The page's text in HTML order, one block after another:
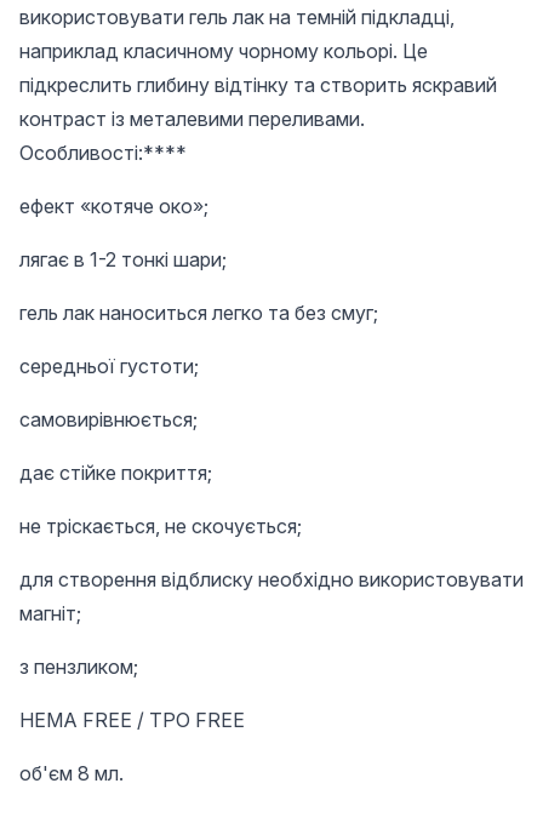
використовувати гель лак на темній підкладці,
наприклад класичному чорному кольорі. Це
підкреслить глибину відтінку та створить яскравий
контраст із металевими переливами.
Особливості:****
ефект «котяче око»;
лягає в 1-2 тонкі шари;
гель лак наноситься легко та без смуг;
середньої густоти;
самовирівнюється;
дає стійке покриття;
не тріскається, не скочується;
для створення відблиску необхідно використовувати
магніт;
з пензликом;
HEMA FREE / TPO FREE
об'єм 8 мл.